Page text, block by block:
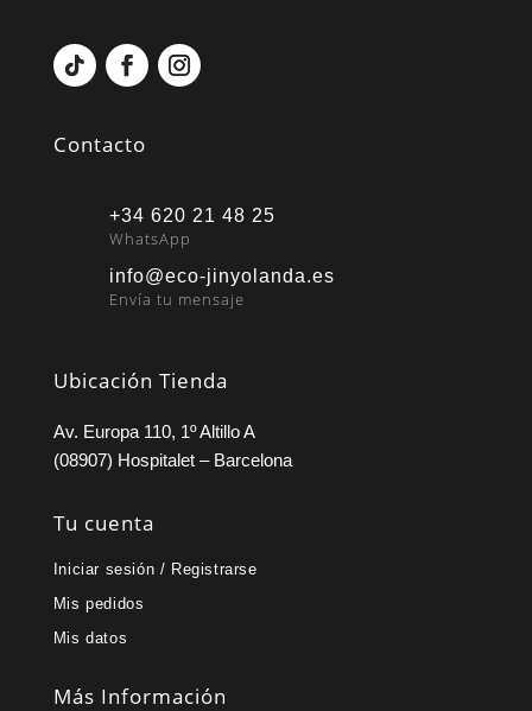
Contacto
+34 620 21 48 25
WhatsApp
info@eco-jinyolanda.es
Envía tu mensaje
Ubicación Tienda
Av. Europa 110, 1º Altillo A
(08907) Hospitalet – Barcelona
Tu cuenta
Iniciar sesión / Registrarse
Mis pedidos
Mis datos
Más Información